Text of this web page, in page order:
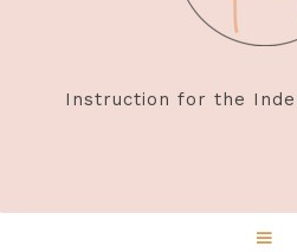
Instruction for the